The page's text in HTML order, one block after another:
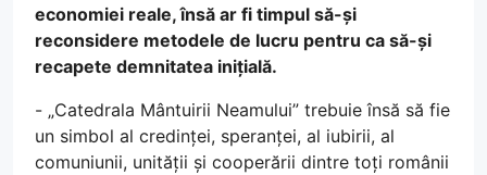
economiei reale, însă ar fi timpul să-și
reconsidere metodele de lucru pentru ca să-și
recapete demnitatea inițială.
- „Catedrala Mântuirii Neamului” trebuie însă să fie
un simbol al credinței, speranței, al iubirii, al
comuniunii, unității și cooperării dintre toți românii